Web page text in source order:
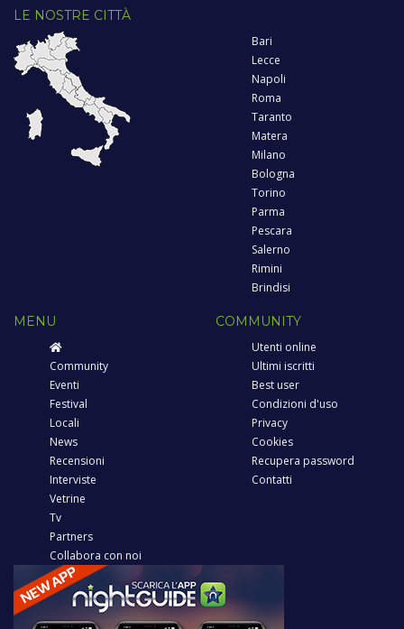
LE NOSTRE CITTÀ
Bari
Lecce
Napoli
Roma
Taranto
Matera
Milano
Bologna
Torino
Parma
Pescara
Salerno
Rimini
Brindisi
MENU
Community
Eventi
Festival
Locali
News
Recensioni
Interviste
Vetrine
Tv
Partners
Collabora con noi
COMMUNITY
Utenti online
Ultimi iscritti
Best user
Condizioni d'uso
Privacy
Cookies
Recupera password
Contatti